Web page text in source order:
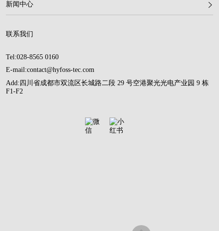
新闻中心
联系我们
Tel:028-8565 0160
E-mail:contact@hyfoss-tec.com
Add:四川省成都市双流区长城路二段 29 号空港聚光光电产业园 9 栋
F1-F2